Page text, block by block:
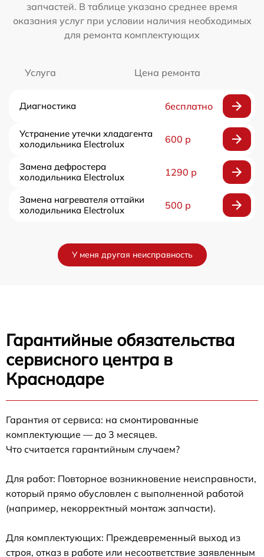
запчастей. В таблице указано среднее время
оказания услуг при условии наличия необходимых
для ремонта комплектующих
Услуга Цена ремонта
Диагностика бесплатно
Устранение утечки хладагента
холодильника Electrolux
600 р
Замена дефростера
холодильника Electrolux
1290 р
Замена нагревателя оттайки
холодильника Electrolux
500 р
У меня другая неисправность
Гарантийные обязательства
сервисного центра в
Краснодаре
Гарантия от сервиса: на смонтированные
комплектующие — до 3 месяцев.
Что считается гарантийным случаем?
Для работ: Повторное возникновение неисправности,
который прямо обусловлен с выполненной работой
(например, некорректный монтаж запчасти).
Для комплектующих: Преждевременный выход из
строя, отказ в работе или несоответствие заявленным